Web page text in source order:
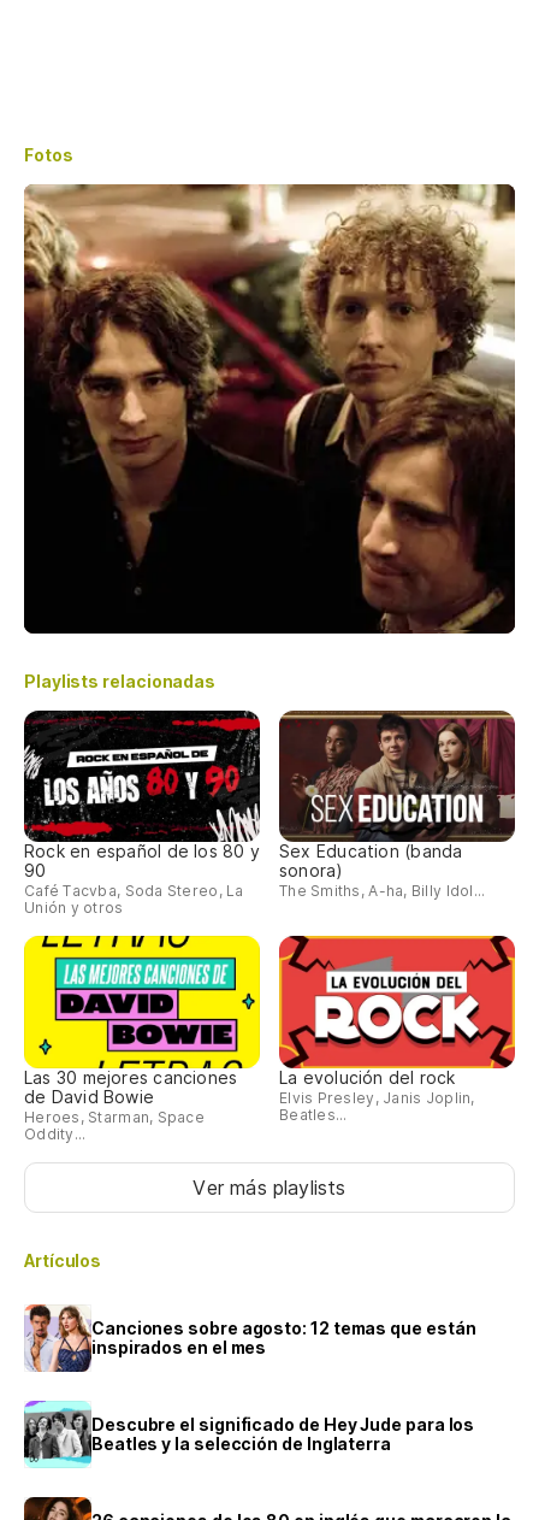
Fotos
Playlists relacionadas
Rock en español de los 80 y
90
Café Tacvba, Soda Stereo, La
Unión y otros
Sex Education (banda
sonora)
The Smiths, A-ha, Billy Idol...
Las 30 mejores canciones
de David Bowie
Heroes, Starman, Space
Oddity...
La evolución del rock
Elvis Presley, Janis Joplin,
Beatles...
Ver más playlists
Artículos
Canciones sobre agosto: 12 temas que están
inspirados en el mes
Descubre el significado de Hey Jude para los
Beatles y la selección de Inglaterra